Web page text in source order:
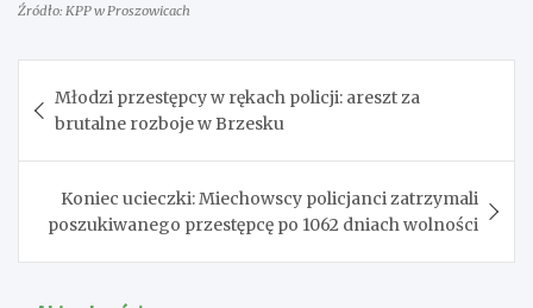
Źródło: KPP w Proszowicach
wpisu
Młodzi przestępcy w rękach policji: areszt za
brutalne rozboje w Brzesku
Koniec ucieczki: Miechowscy policjanci zatrzymali
poszukiwanego przestępcę po 1062 dniach wolności